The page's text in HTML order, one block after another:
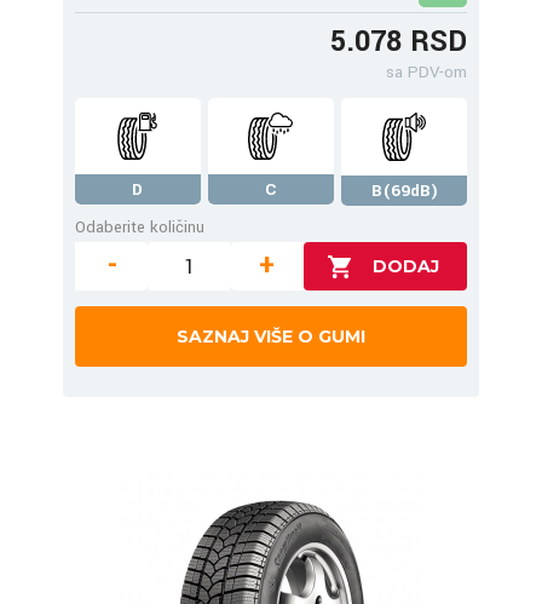
5.078 RSD
sa PDV-om
D C
B(69dB)
Odaberite količinu
- +
SAZNAJ VIŠE O GUMI